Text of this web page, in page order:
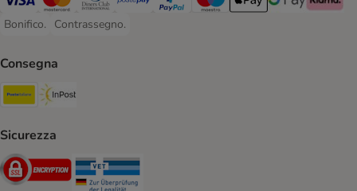
Visa. Payment Method
Mastercard. Payment Method
Diners Club. Payment Method
Postepay. Payment Method
PayPal. Payment Method
Maestro. Payment Method
Apple pay. Payment
Google Pay
Klarna
Bonifico.
Bonifico. Payment Method
Contrassegno.
Contrassegno. Payment Method
Consegna
Poste Italiane. Shipping Method
Sicurezza
Security